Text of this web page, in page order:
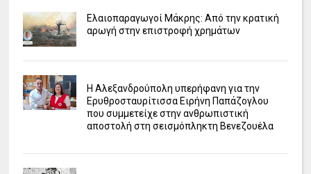
Ελαιοπαραγωγοί Μάκρης: Από την κρατική
αρωγή στην επιστροφή χρημάτων
Η Αλεξανδρούπολη υπερήφανη για την
Ερυθροσταυρίτισσα Ειρήνη Παπάζογλου
που συμμετείχε στην ανθρωπιστική
αποστολή στη σεισμόπληκτη Βενεζουέλα